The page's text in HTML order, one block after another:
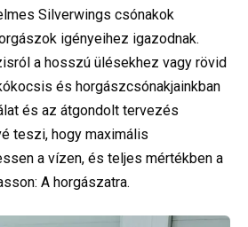
Silverwings csónakok
igényeihez igazodnak.
a hosszú ülésekhez vagy rövid
és horgászcsónakjainkban
és az átgondolt tervezés
teszi, hogy maximális
a vízen, és teljes mértékben a
A horgászatra.